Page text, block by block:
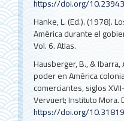
https://doi.org/
Hanke, L. (Ed.). (1978).
América durante el
Vol. 6. Atlas.
Hausberger, B., &
poder en América
comerciantes, siglos
Vervuert; Instituto Mora.
https://doi.org/